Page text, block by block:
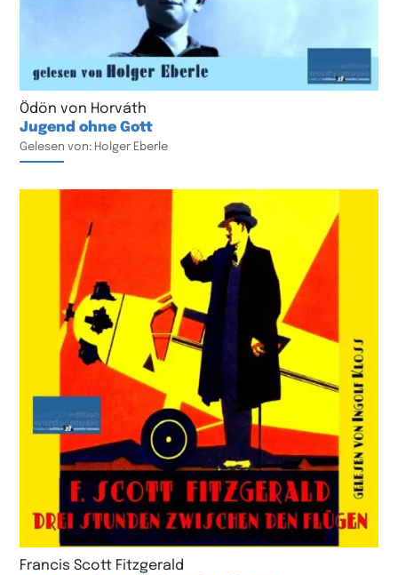
Ödön von Horváth
Jugend ohne Gott
Gelesen von: Holger Eberle
Francis Scott Fitzgerald